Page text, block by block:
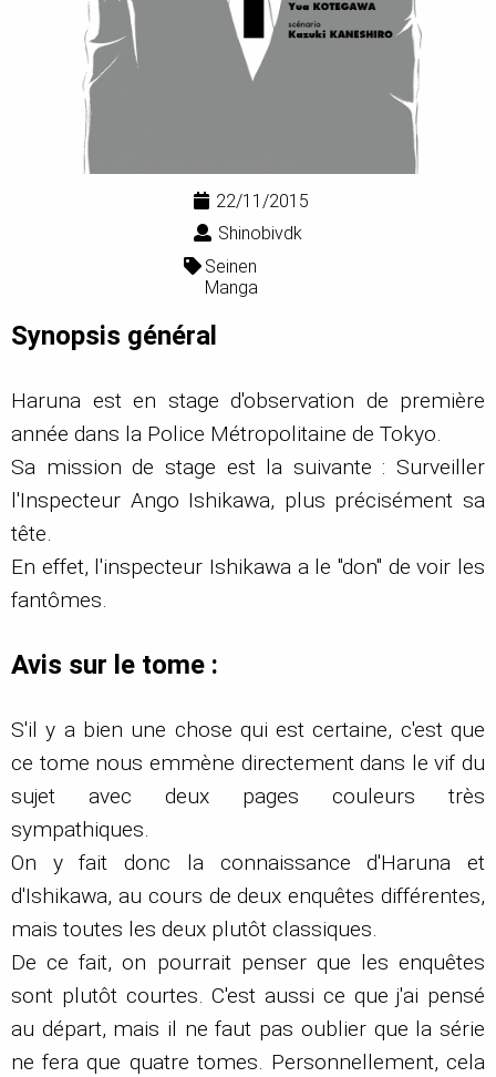
22/11/2015
Shinobivdk
Seinen
Manga
Synopsis général
Haruna est en stage d'observation de première
année dans la Police Métropolitaine de Tokyo.
Sa mission de stage est la suivante : Surveiller
l'Inspecteur Ango Ishikawa, plus précisément sa
tête.
En effet, l'inspecteur Ishikawa a le "don" de voir les
fantômes.
Avis sur le tome :
S'il y a bien une chose qui est certaine, c'est que
ce tome nous emmène directement dans le vif du
sujet avec deux pages couleurs très
sympathiques.
On y fait donc la connaissance d'Haruna et
d'Ishikawa, au cours de deux enquêtes différentes,
mais toutes les deux plutôt classiques.
De ce fait, on pourrait penser que les enquêtes
sont plutôt courtes. C'est aussi ce que j'ai pensé
au départ, mais il ne faut pas oublier que la série
ne fera que quatre tomes. Personnellement, cela